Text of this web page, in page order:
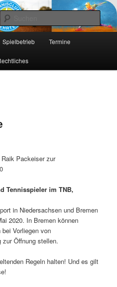
e. V.
Spielbetrieb Termine
Packeiser zur
Tennisspieler im TNB,
in Niedersachsen und Bremen
2020. In Bremen können
Vorliegen von
zur Öffnung stellen.
Regeln halten! Und es gilt